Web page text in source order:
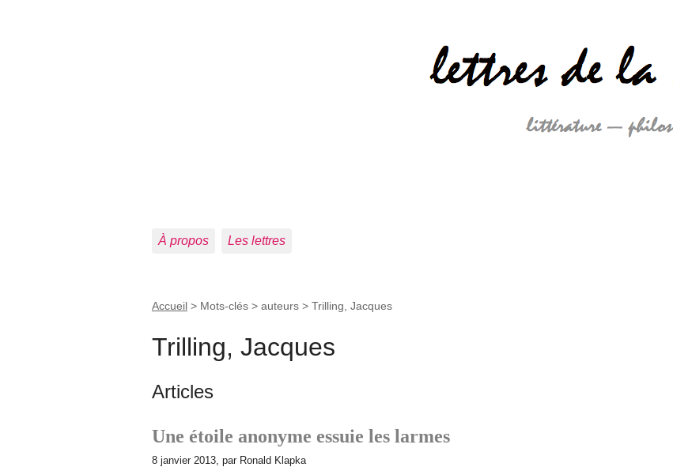
À propos Les lettres
Accueil > Mots-clés > auteurs > Trilling, Jacques
Trilling, Jacques
Articles
Une étoile anonyme essuie les larmes
8 janvier 2013, par Ronald Klapka